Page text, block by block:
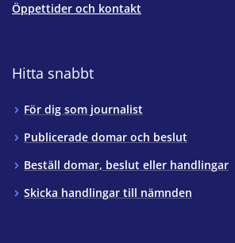
Öppettider och kontakt
Hitta snabbt
För dig som journalist
Publicerade domar och beslut
Beställ domar, beslut eller handlingar
Skicka handlingar till nämnden